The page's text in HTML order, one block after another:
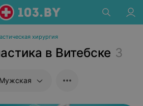
хирургия
в Витебске 3
Мужская